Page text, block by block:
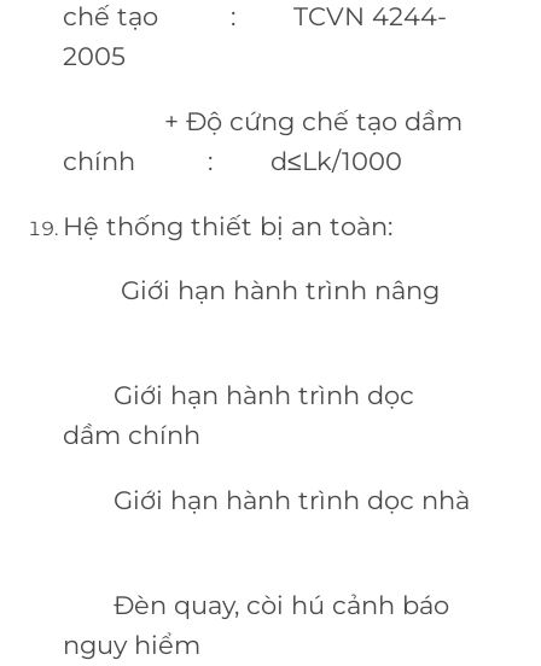
chế tạo : TCVN 4244-
2005
+ Độ cứng chế tạo dầm
chính : d≤Lk/1000
Hệ thống thiết bị an toàn:
Giới hạn hành trình nâng
Giới hạn hành trình dọc
dầm chính
Giới hạn hành trình dọc nhà
Đèn quay, còi hú cảnh báo
nguy hiểm